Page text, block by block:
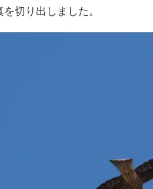
切り出しました。